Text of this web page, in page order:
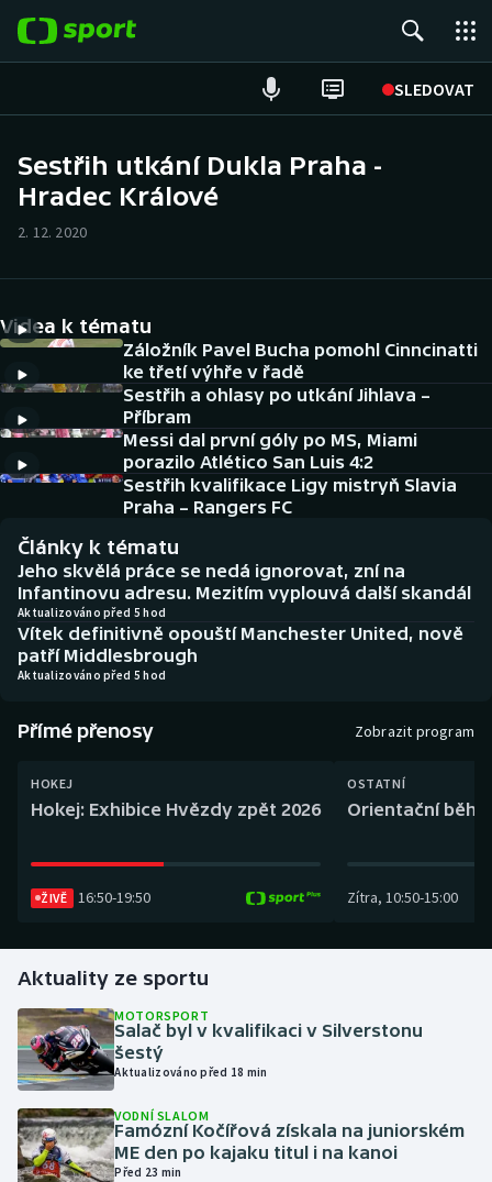
SLEDOVAT
Hokej
Cyklistika
DALŠÍ SPORTY
Americký fotbal
Baseball a softbal
Basketbal
Biatlon
Boby a skeleton
Box
Dostihy
Golf
Gymnastika
Házená
Jezdectví
NEPŘEHLÉDNĚTE
Historické návraty
Aplikace ČT sport
AZ kvíz
Sestřih utkání Dukla Praha -
Hradec Králové
2. 12. 2020
Videa k tématu
Záložník Pavel Bucha pomohl Cinncinatti
ke třetí výhře v řadě
Sestřih a ohlasy po utkání Jihlava –
Příbram
Messi dal první góly po MS, Miami
porazilo Atlético San Luis 4:2
Sestřih kvalifikace Ligy mistryň Slavia
Praha – Rangers FC
Články k tématu
Jeho skvělá práce se nedá ignorovat, zní na
Infantinovu adresu. Mezitím vyplouvá další skandál
Aktualizováno před 5 hod
Vítek definitivně opouští Manchester United, nově
patří Middlesbrough
Aktualizováno před 5 hod
Přímé přenosy Zobrazit program
HOKEJ
Hokej: Exhibice Hvězdy zpět 2026
ŽIVĚ 16:50-19:50
OSTATNÍ
Orientační běh:
Zítra, 10:50-15:00
Aktuality ze sportu
MOTORSPORT
Salač byl v kvalifikaci v Silverstonu
šestý
Aktualizováno před 18 min
VODNÍ SLALOM
Famózní Kočířová získala na juniorském
ME den po kajaku titul i na kanoi
Před 23 min